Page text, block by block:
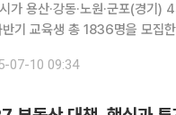
가 용산·강동·노원·군포(경기
육생 총 1836명을 모집한다. 기존 기술교육원은 38년간 개별적으로 운영
지난 2월 경복대학교와 협약을
07-10 09:34